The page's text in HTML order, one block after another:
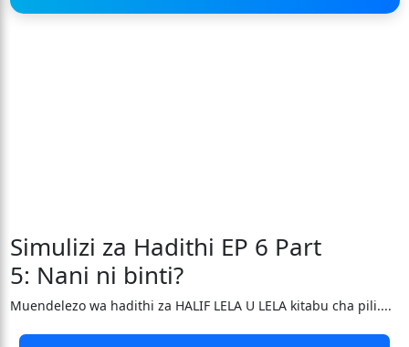
Simulizi za Hadithi EP 6 Part
5: Nani ni binti?
Muendelezo wa hadithi za HALIF LELA U LELA kitabu cha pili....